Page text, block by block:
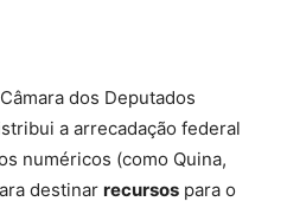
dos Deputados
a arrecadação federal
numéricos (como Quina,
destinar recursos para o